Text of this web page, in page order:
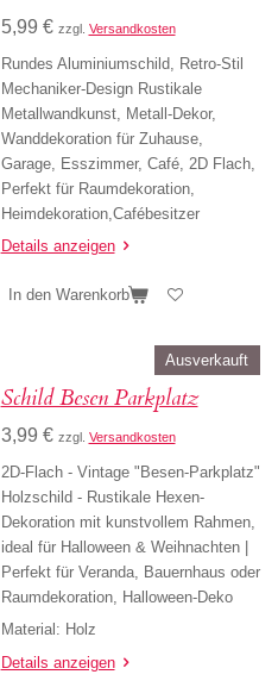
5,99 € zzgl. Versandkosten
Rundes Aluminiumschild, Retro-Stil
Mechaniker-Design Rustikale
Metallwandkunst, Metall-Dekor,
Wanddekoration für Zuhause,
Garage, Esszimmer, Café, 2D Flach,
Perfekt für Raumdekoration,
Heimdekoration,Cafébesitzer
Details anzeigen
In den Warenkorb
Ausverkauft
Schild Besen Parkplatz
3,99 € zzgl. Versandkosten
2D-Flach - Vintage "Besen-Parkplatz"
Holzschild - Rustikale Hexen-
Dekoration mit kunstvollem Rahmen,
ideal für Halloween & Weihnachten |
Perfekt für Veranda, Bauernhaus oder
Raumdekoration, Halloween-Deko
Material: Holz
Details anzeigen